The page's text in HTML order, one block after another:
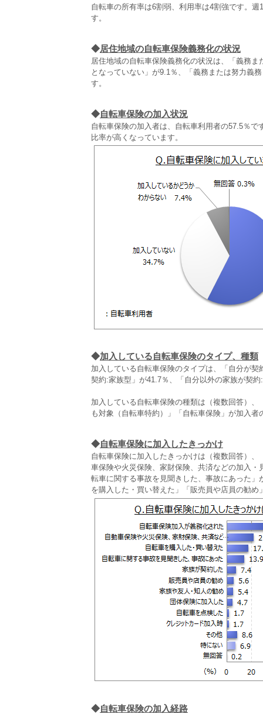
自転車の所有率は6割弱、利用率は4割強です。
す。
◆居住地域の自転車保険義務化の状況
居住地域の自転車保険義務化の状況は、「義務
となっていない」が9.1％、「義務または努力義
す。
◆自転車保険の加入状況
自転車保険の加入者は、自転車利用者の57.5％
比率が高くなっています。
◆加入している自転車保険のタイプ、種類
加入している自転車保険のタイプは、「自分が
契約:家族型」が41.7％、「自分以外の家族が契
加入している自転車保険の種類は（複数回答）
も対象（自転車特約）」「自転車保険」が加入者
◆自転車保険に加入したきっかけ
自転車保険に加入したきっかけは（複数回答）
車保険や火災保険、家財保険、共済などの加入
転車に関する事故を見聞きした、事故にあった
を購入した・買い替えた」「販売員や店員の勧め
◆自転車保険の加入経路